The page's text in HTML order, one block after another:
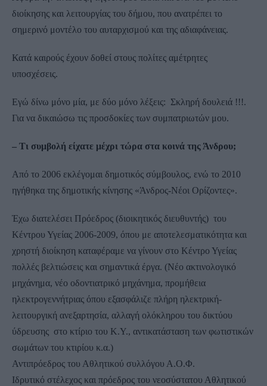
διοίκησης και λειτουργίας του δήμου, που ανατρέπει το
σημερινό μοντέλο του αυταρχισμού και της αδιαφάνειας.
Κατά καιρούς έχουν δοθεί στους πολίτες αμέτρητες
υποσχέσεις.
Εγώ δίνω μόνο μία, με δύο μόνο λέξεις: Σκληρή δουλειά !!!.
Για να δικαιώσω τις προσδοκίες των συμπατριωτών μου.
– Τι συμβολή είχατε μέχρι τώρα στα κοινά της Άνδρου;
Από το 2006 εκλέγομαι δημοτικός σύμβουλος, ενώ το 2010
ηγήθηκα της δημοτικής κίνησης «Άνδρος-Νέοι Ορίζοντες».
Έχω διατελέσει Πρόεδρος (διοικητικός διευθυντής) του
Κέντρου Υγείας 2006-2009, όπου με αποτελεσματικότητα και
χρηστή διοίκηση καταφέραμε να γίνουν στο Κέντρο Υγείας
πολλές βελτιώσεις και σημαντικά έργα. (Νέο ακτινολογικό
μηχάνημα, νέο οδοντιατρικό μηχάνημα, προμήθεια
ηλεκτρογεννήτριας όπου εξασφάλιζε πλήρη ηλεκτρική-
λειτουργική ανεξαρτησία, αλλαγή ολόκληρου του δικτύου
ύδρευσης στο κτίριο του Κ.Υ., αντικατάσταση των φωτιστικών
σωμάτων του κτιρίου κ.α.)
Αντιπρόεδρος του Αθλητικού συλλόγου Α.Ο.Φ.
Ιδρυτικό στέλεχος και πρόεδρος του νεοσύστατου Αθλητικού